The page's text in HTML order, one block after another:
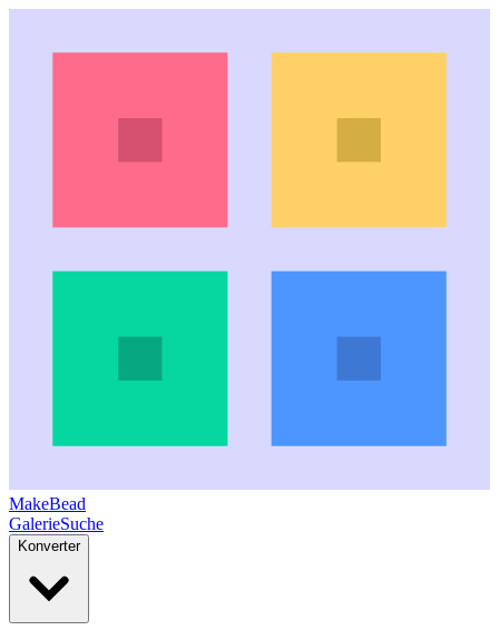
MakeBead
GalerieSuche
Konverter